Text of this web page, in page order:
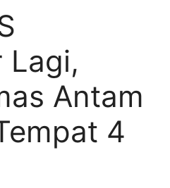
Lagi,
Antam
4